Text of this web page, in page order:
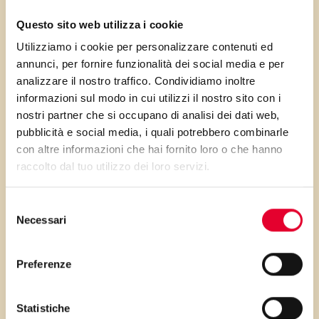
Questo sito web utilizza i cookie
Utilizziamo i cookie per personalizzare contenuti ed
annunci, per fornire funzionalità dei social media e per
analizzare il nostro traffico. Condividiamo inoltre
informazioni sul modo in cui utilizzi il nostro sito con i
nostri partner che si occupano di analisi dei dati web,
pubblicità e social media, i quali potrebbero combinarle
con altre informazioni che hai fornito loro o che hanno
raccolto dal tuo utilizzo dei loro servizi.
delNecessari
Preferenze
Statistiche
Mantiene al meglio gli aromi;
Anche sali minerali e vitamine
idrosulubilivengono
preservati;
Non ha bisogno di
accorgimenti per raggiungere
e mantenere la temperatura di
cottura quando l’acqua bolle la
temperatura non aumenta più
fino alla sua completa
giusta se cercate